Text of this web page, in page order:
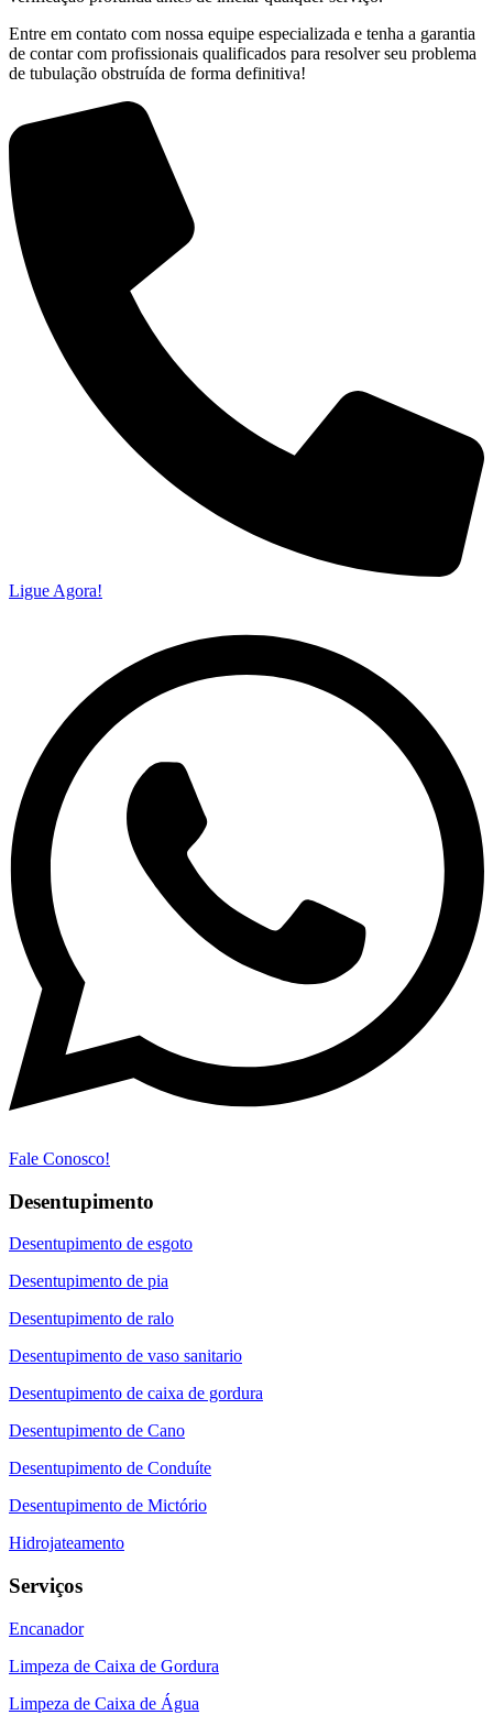
Entre em contato com nossa equipe especializada e tenha a garantia
de contar com profissionais qualificados para resolver seu problema
de tubulação obstruída de forma definitiva!
Ligue Agora!
Fale Conosco!
Desentupimento
Desentupimento de esgoto
Desentupimento de pia
Desentupimento de ralo
Desentupimento de vaso sanitario
Desentupimento de caixa de gordura
Desentupimento de Cano
Desentupimento de Conduíte
Desentupimento de Mictório
Hidrojateamento
Serviços
Encanador
Limpeza de Caixa de Gordura
Limpeza de Caixa de Água